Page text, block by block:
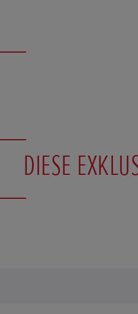
DIESE